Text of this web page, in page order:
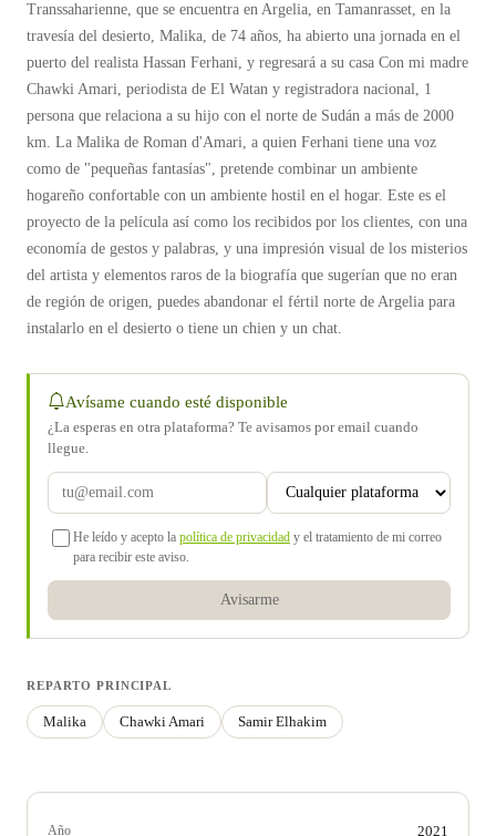
Transsaharienne, que se encuentra en Argelia, en Tamanrasset, en la
travesía del desierto, Malika, de 74 años, ha abierto una jornada en el
puerto del realista Hassan Ferhani, y regresará a su casa Con mi madre
Chawki Amari, periodista de El Watan y registradora nacional, 1
persona que relaciona a su hijo con el norte de Sudán a más de 2000
km. La Malika de Roman d'Amari, a quien Ferhani tiene una voz
como de "pequeñas fantasías", pretende combinar un ambiente
hogareño confortable con un ambiente hostil en el hogar. Este es el
proyecto de la película así como los recibidos por los clientes, con una
economía de gestos y palabras, y una impresión visual de los misterios
del artista y elementos raros de la biografía que sugerían que no eran
de región de origen, puedes abandonar el fértil norte de Argelia para
instalarlo en el desierto o tiene un chien y un chat.
Avísame cuando esté disponible
¿La esperas en otra plataforma? Te avisamos por email cuando
llegue.
He leído y acepto la política de privacidad y el tratamiento de mi correo
para recibir este aviso.
Avisarme
REPARTO PRINCIPAL
Malika Chawki Amari Samir Elhakim
Año 2021